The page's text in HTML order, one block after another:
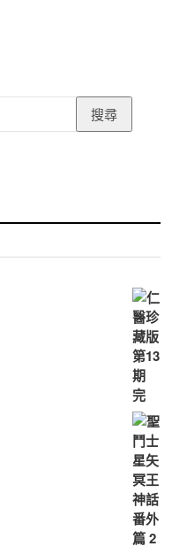
搜
尋
搜尋